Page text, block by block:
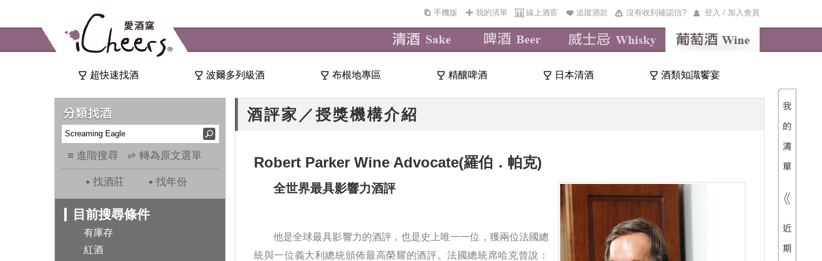
登入 / 加入會員
沒有收到確認信?
追蹤酒款
線上酒窖
我的清單
手機版
超快速找酒 波爾多列級酒 布根地專區 精釀啤酒 日本清酒 酒類知識饗宴
進階搜尋 轉為原文選單
找酒莊 找年份
目前搜尋條件
有庫存
紅酒
酒評家／授獎機構介紹
Robert Parker Wine Advocate(羅伯．帕克)
全世界最具影響力酒評
他是全球最具影響力的酒評，也是史上唯一一位，獲兩位法國總
統與一位義大利總統頒佈最高榮耀的酒評。法國總統席哈克曾說：